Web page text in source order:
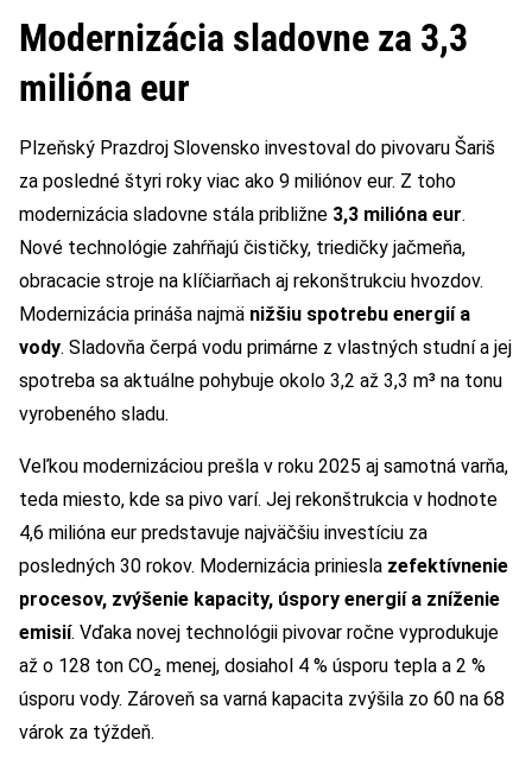
Modernizácia sladovne za 3,3
milióna eur
Plzeňský Prazdroj Slovensko investoval do pivovaru Šariš
za posledné štyri roky viac ako 9 miliónov eur. Z toho
modernizácia sladovne stála približne 3,3 milióna eur.
Nové technológie zahŕňajú čističky, triedičky jačmeňa,
obracacie stroje na klíčiarňach aj rekonštrukciu hvozdov.
Modernizácia prináša najmä nižšiu spotrebu energií a
vody. Sladovňa čerpá vodu primárne z vlastných studní a jej
spotreba sa aktuálne pohybuje okolo 3,2 až 3,3 m³ na tonu
vyrobeného sladu.
Veľkou modernizáciou prešla v roku 2025 aj samotná varňa,
teda miesto, kde sa pivo varí. Jej rekonštrukcia v hodnote
4,6 milióna eur predstavuje najväčšiu investíciu za
posledných 30 rokov. Modernizácia priniesla zefektívnenie
procesov, zvýšenie kapacity, úspory energií a zníženie
emisií. Vďaka novej technológii pivovar ročne vyprodukuje
až o 128 ton CO₂ menej, dosiahol 4 % úsporu tepla a 2 %
úsporu vody. Zároveň sa varná kapacita zvýšila zo 60 na 68
várok za týždeň.